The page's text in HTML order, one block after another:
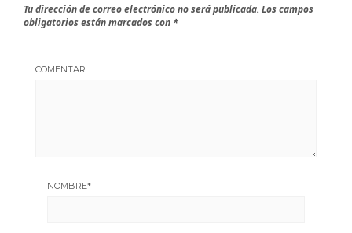
Tu dirección de correo electrónico no será publicada. Los campos
obligatorios están marcados con *
COMENTAR
NOMBRE*